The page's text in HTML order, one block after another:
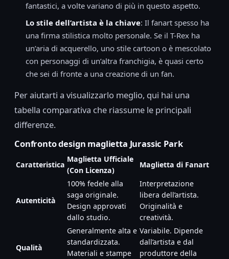
fantastici, a volte variano di più in questo aspetto.
Lo stile dell’artista è la chiave: Il fanart spesso ha
una firma stilistica molto personale. Se il T-Rex ha
un’aria di acquerello, uno stile cartoon o è mescolato
con personaggi di un’altra franchigia, è quasi certo
che sei di fronte a una creazione di un fan.
Per aiutarti a visualizzarlo meglio, qui hai una
tabella comparativa che riassume le principali
differenze.
Confronto design maglietta Jurassic Park
Caratteristica
Maglietta Ufficiale
(Con Licenza)
Maglietta di Fanart
Autenticità
100% fedele alla
saga originale.
Design approvati
dallo studio.
Interpretazione
libera dell’artista.
Originalità e
creatività.
Qualità
Generalmente alta e
standardizzata.
Materiali e stampe
Variabile. Dipende
dall’artista e dal
produttore della